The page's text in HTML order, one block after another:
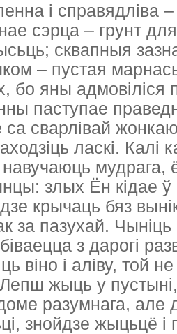
і справядліва
сэрца – грунт
сквапныя
– пустая
бо яны
паступае
са сварлівай
ласкі. Калі
злых Ён кідае
крычаць бяз
за пазухай.
з дарогі
віно і аліву, той
жыць у
разумнага,
знойдзе жыцьцё і